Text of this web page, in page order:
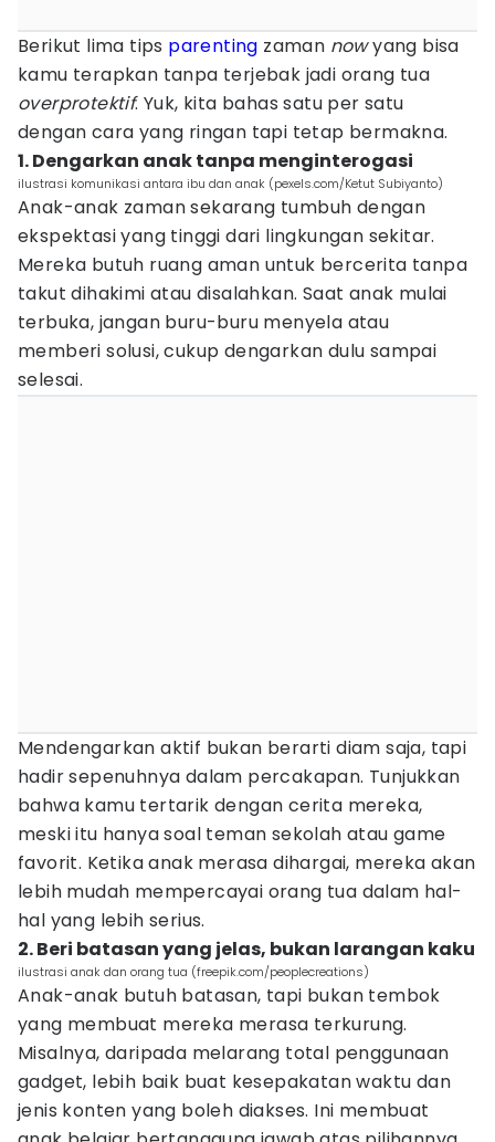
Berikut lima tips parenting zaman nowyang bisa
kamu terapkan tanpa terjebak jadi orang tua
overprotektif. Yuk, kita bahas satu per satu
dengan cara yang ringan tapi tetap bermakna.
1. Dengarkan anak tanpa menginterogasi
ilustrasi komunikasi antara ibu dan anak (pexels.com/Ketut Subiyanto)
Anak-anak zaman sekarang tumbuh dengan
ekspektasi yang tinggi dari lingkungan sekitar.
Mereka butuh ruang aman untuk bercerita tanpa
takut dihakimi atau disalahkan. Saat anak mulai
terbuka, jangan buru-buru menyela atau
memberi solusi, cukup dengarkan dulu sampai
selesai.
Mendengarkan aktif bukan berarti diam saja, tapi
hadir sepenuhnya dalam percakapan. Tunjukkan
bahwa kamu tertarik dengan cerita mereka,
meski itu hanya soal teman sekolah atau game
favorit. Ketika anak merasa dihargai, mereka akan
lebih mudah mempercayai orang tua dalam hal-
hal yang lebih serius.
2. Beri batasan yang jelas, bukan larangan kaku
ilustrasi anak dan orang tua (freepik.com/peoplecreations)
Anak-anak butuh batasan, tapi bukan tembok
yang membuat mereka merasa terkurung.
Misalnya, daripada melarang total penggunaan
gadget, lebih baik buat kesepakatan waktu dan
jenis konten yang boleh diakses. Ini membuat